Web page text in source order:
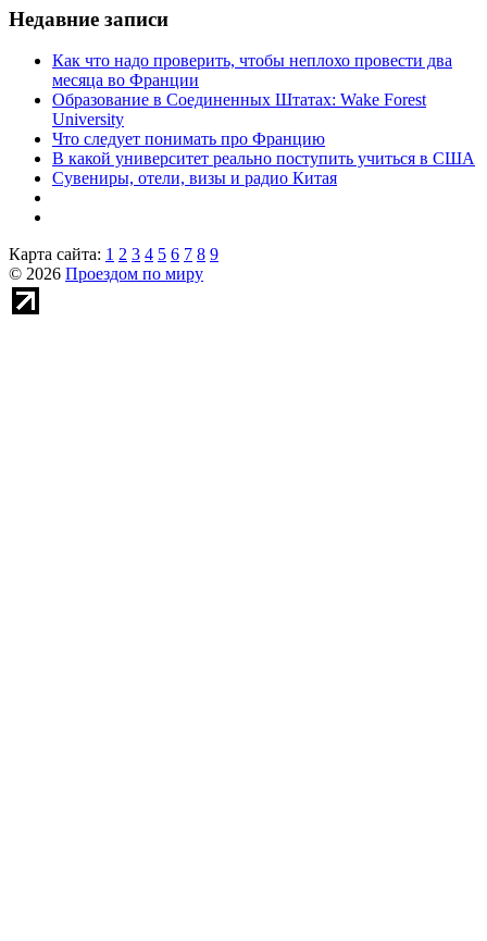
Недавние записи
Как что надо проверить, чтобы неплохо провести два
месяца во Франции
Образование в Соединенных Штатах: Wake Forest
University
Что следует понимать про Францию
В какой университет реально поступить учиться в США
Сувениры, отели, визы и радио Китая
Карта сайта: 1 2 3 4 5 6 7 8 9
© 2026 Проездом по миру